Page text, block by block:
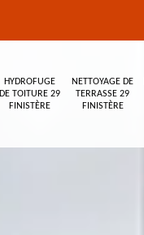
HYDROFUGE
DE TOITURE 29
FINISTÈRE
NETTOYAGE DE
TERRASSE 29
FINISTÈRE